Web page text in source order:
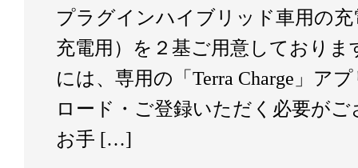
プラグインハイブリッド車用の充
充電用）を２基ご用意しておりま
には、専用の「Terra Charge」ア
ロード・ご登録いただく必要が
お手 […]